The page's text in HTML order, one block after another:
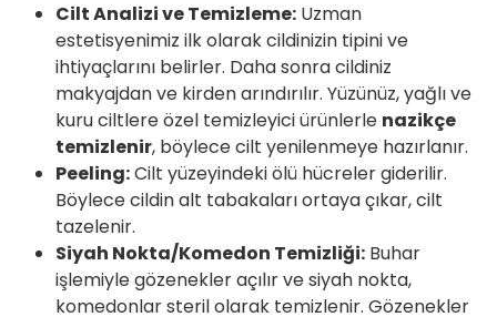
Cilt Analizi ve Temizleme: Uzman
estetisyenimiz ilk olarak cildinizin tipini ve
ihtiyaçlarını belirler. Daha sonra cildiniz
makyajdan ve kirden arındırılır. Yüzünüz, yağlı ve
kuru ciltlere özel temizleyici ürünlerle nazikçe
temizlenir, böylece cilt yenilenmeye hazırlanır.
Peeling:Cilt yüzeyindeki ölü hücreler giderilir.
Böylece cildin alt tabakaları ortaya çıkar, cilt
tazelenir.
Siyah Nokta/Komedon Temizliği: Buhar
işlemiyle gözenekler açılır ve siyah nokta,
komedonlar steril olarak temizlenir. Gözenekler